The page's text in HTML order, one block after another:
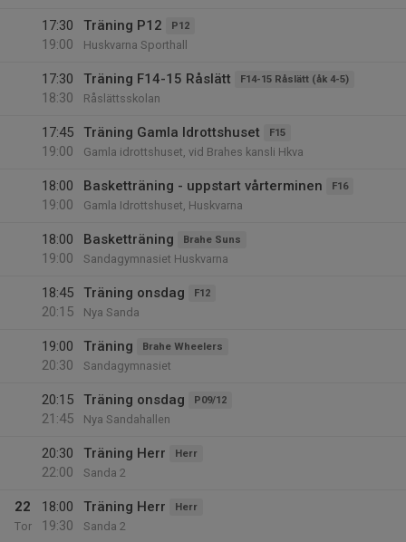
17:30
19:00
Träning P12 P12
Huskvarna Sporthall
17:30
18:30
Träning F14-15 Råslätt F14-15 Råslätt (åk 4-5)
Råslättsskolan
17:45
19:00
Träning Gamla Idrottshuset F15
Gamla idrottshuset, vid Brahes kansli Hkva
18:00
19:00
Basketträning - uppstart vårterminen F16
Gamla Idrottshuset, Huskvarna
18:00
19:00
Basketträning Brahe Suns
Sandagymnasiet Huskvarna
18:45
20:15
Träning onsdag F12
Nya Sanda
19:00
20:30
Träning Brahe Wheelers
Sandagymnasiet
20:15
21:45
Träning onsdag P09/12
Nya Sandahallen
20:30
22:00
Träning Herr Herr
Sanda 2
22
Tor
18:00
19:30
Träning Herr Herr
Sanda 2